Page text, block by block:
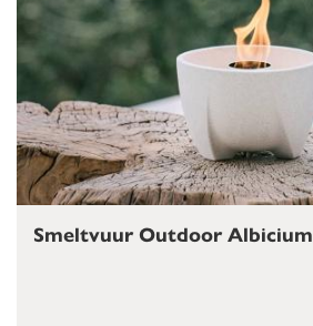
Smeltvuur Outdoor Albicium